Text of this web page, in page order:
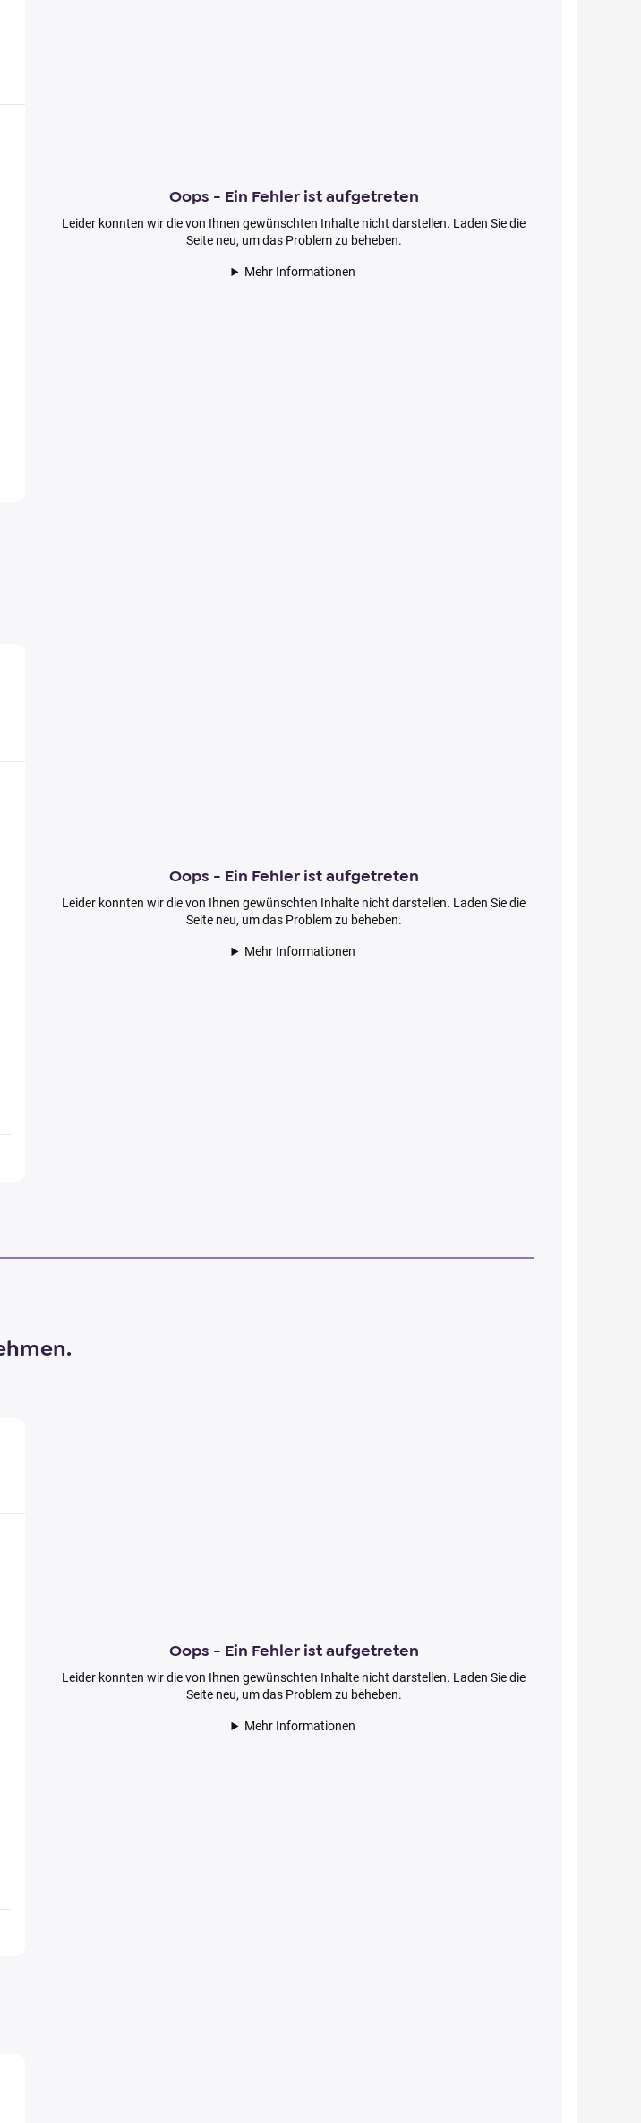
Oops - Ein Fehler ist aufgetreten
Leider konnten wir die von Ihnen gewünschten Inhalte nicht darstellen. Laden Sie die
Seite neu, um das Problem zu beheben.
Mehr Informationen
Oops - Ein Fehler ist aufgetreten
Leider konnten wir die von Ihnen gewünschten Inhalte nicht darstellen. Laden Sie die
Seite neu, um das Problem zu beheben.
Mehr Informationen
Oops - Ein Fehler ist aufgetreten
Leider konnten wir die von Ihnen gewünschten Inhalte nicht darstellen. Laden Sie die
Seite neu, um das Problem zu beheben.
Mehr Informationen